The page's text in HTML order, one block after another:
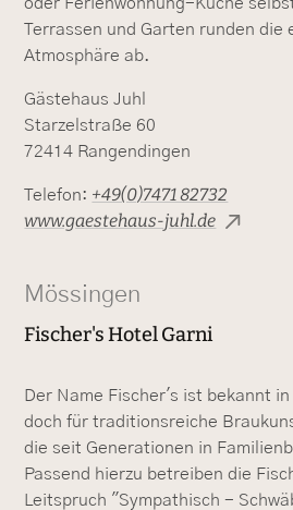
Terrassen und Garten runden die
Atmosphäre ab.
Gästehaus Juhl
Starzelstraße 60
72414 Rangendingen
Telefon: +49(0)7471 82732
www.gaestehaus-juhl.de
Mössingen
Fischer's Hotel Garni
Der Name Fischer's ist bekannt
doch für traditionsreiche
die seit Generationen in
Passend hierzu betreiben die
Leitspruch "Sympathisch -